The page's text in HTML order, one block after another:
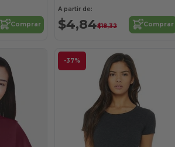
Comprar
A partir de:
$4,84$18,32 Comprar
-37%